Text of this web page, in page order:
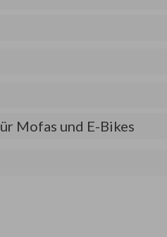
Mofas und E-Bikes